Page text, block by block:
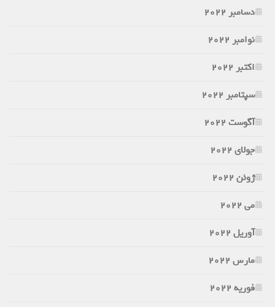
دسامبر 2022
نوامبر 2022
اکتبر 2022
سپتامبر 2022
آگوست 2022
جولای 2022
ژوئن 2022
می 2022
آوریل 2022
مارس 2022
فوریه 2022